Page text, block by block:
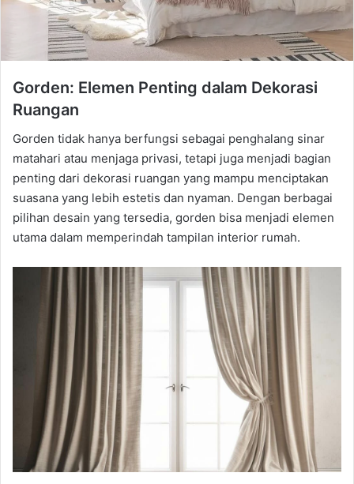
Gorden: Elemen Penting dalam Dekorasi
Ruangan
Gorden tidak hanya berfungsi sebagai penghalang sinar
matahari atau menjaga privasi, tetapi juga menjadi bagian
penting dari dekorasi ruangan yang mampu menciptakan
suasana yang lebih estetis dan nyaman. Dengan berbagai
pilihan desain yang tersedia, gorden bisa menjadi elemen
utama dalam memperindah tampilan interior rumah.